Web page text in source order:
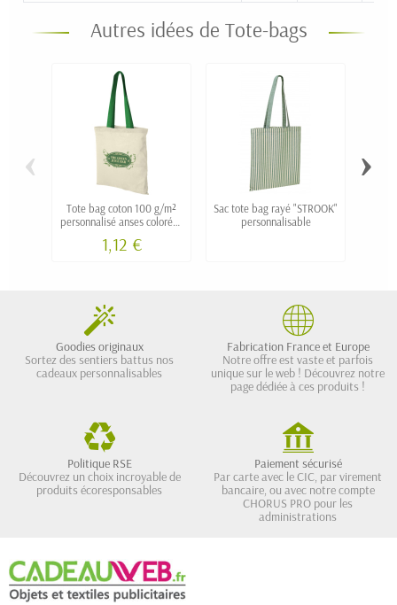
Autres idées de Tote-bags
Tote bag coton 100 g/m²
personnalisé anses colorées
1,12 €
Sac tote bag rayé "STROOK"
personnalisable
‹ ›
Goodies originaux
Sortez des sentiers battus nos
cadeaux personnalisables
Fabrication France et Europe
Notre offre est vaste et parfois
unique sur le web ! Découvrez notre
page dédiée à ces produits !
Politique RSE
Découvrez un choix incroyable de
produits écoresponsables
Paiement sécurisé
Par carte avec le CIC, par virement
bancaire, ou avec notre compte
CHORUS PRO pour les
administrations